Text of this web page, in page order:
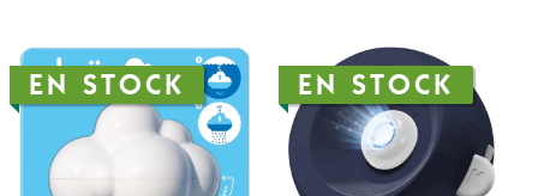
EN STOCK EN STOCK